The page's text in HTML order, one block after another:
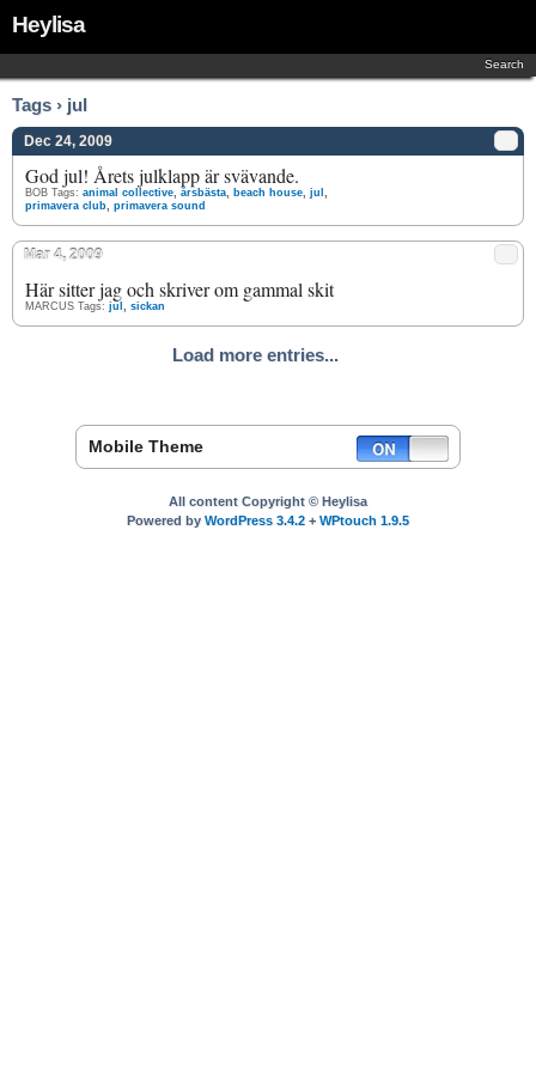
Heylisa
Search
Tags › jul
Dec 24, 2009
God jul! Årets julklapp är svävande.
BOB Tags: animal collective, årsbästa, beach house, jul ,
primavera club, primavera sound
Mar 4, 2009
Här sitter jag och skriver om gammal skit
MARCUS Tags: jul , sickan
Load more entries...
Mobile Theme
All content Copyright © Heylisa
Powered by WordPress 3.4.2 + WPtouch 1.9.5